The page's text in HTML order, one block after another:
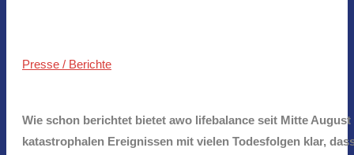
Presse / Berichte
Wie schon berichtet bietet awo lifebalance seit Mitte
katastrophalen Ereignissen mit vielen Todesfolgen klar,